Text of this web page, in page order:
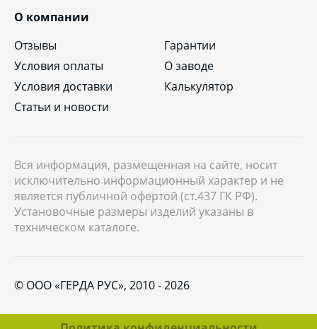
О компании
Отзывы
Гарантии
Условия оплаты
О заводе
Условия доставки
Калькулятор
Статьи и новости
Вся информация, размещенная на сайте, носит
исключительно информационный характер и не
является публичной офертой (ст.437 ГК РФ).
Установочные размеры изделий указаны в
техническом каталоге.
© ООО «ГЕРДА РУС», 2010 - 2026